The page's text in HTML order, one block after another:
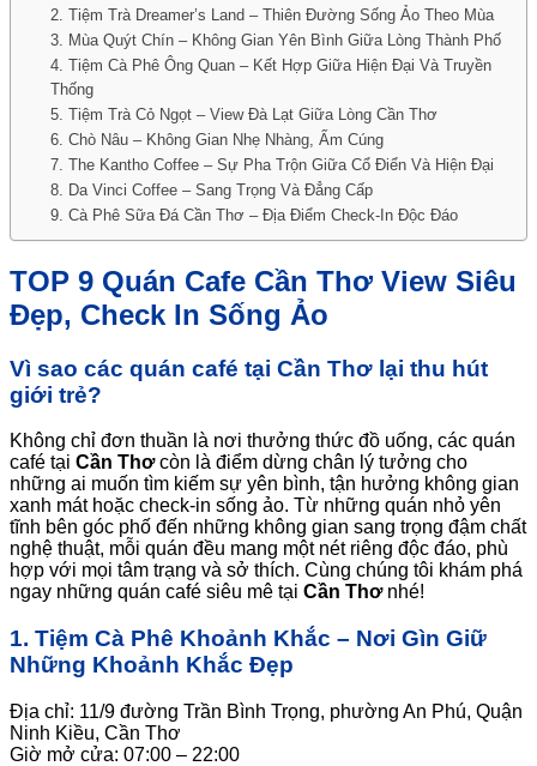
2. Tiệm Trà Dreamer’s Land – Thiên Đường Sống Ảo Theo Mùa
3. Mùa Quýt Chín – Không Gian Yên Bình Giữa Lòng Thành Phố
4. Tiệm Cà Phê Ông Quan – Kết Hợp Giữa Hiện Đại Và Truyền
Thống
5. Tiệm Trà Cỏ Ngọt – View Đà Lạt Giữa Lòng Cần Thơ
6. Chò Nâu – Không Gian Nhẹ Nhàng, Ấm Cúng
7. The Kantho Coffee – Sự Pha Trộn Giữa Cổ Điển Và Hiện Đại
8. Da Vinci Coffee – Sang Trọng Và Đẳng Cấp
9. Cà Phê Sữa Đá Cần Thơ – Địa Điểm Check-In Độc Đáo
TOP 9 Quán Cafe Cần Thơ View Siêu
Đẹp, Check In Sống Ảo
Vì sao các quán café tại Cần Thơ lại thu hút
giới trẻ?
Không chỉ đơn thuần là nơi thưởng thức đồ uống, các quán
café tại Cần Thơcòn là điểm dừng chân lý tưởng cho
những ai muốn tìm kiếm sự yên bình, tận hưởng không gian
xanh mát hoặc check-in sống ảo. Từ những quán nhỏ yên
tĩnh bên góc phố đến những không gian sang trọng đậm chất
nghệ thuật, mỗi quán đều mang một nét riêng độc đáo, phù
hợp với mọi tâm trạng và sở thích. Cùng chúng tôi khám phá
ngay những quán café siêu mê tại Cần Thơ nhé!
1. Tiệm Cà Phê Khoảnh Khắc – Nơi Gìn Giữ
Những Khoảnh Khắc Đẹp
Địa chỉ: 11/9 đường Trần Bình Trọng, phường An Phú, Quận
Ninh Kiều, Cần Thơ
Giờ mở cửa: 07:00 – 22:00